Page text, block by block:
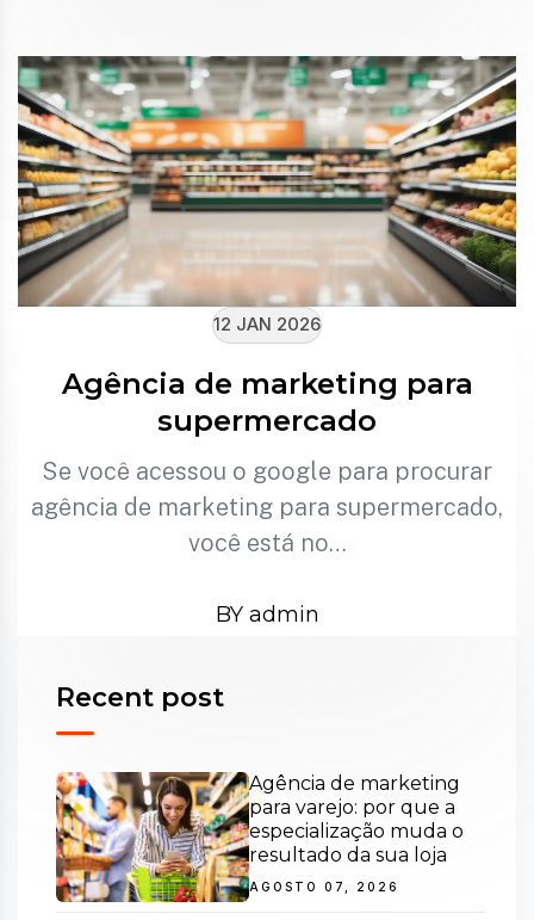
12 JAN 2026
Agência de marketing para
supermercado
Se você acessou o google para procurar
agência de marketing para supermercado,
você está no…
BY admin
Recent post
Agência de marketing
para varejo: por que a
especialização muda o
resultado da sua loja
AGOSTO 07, 2026